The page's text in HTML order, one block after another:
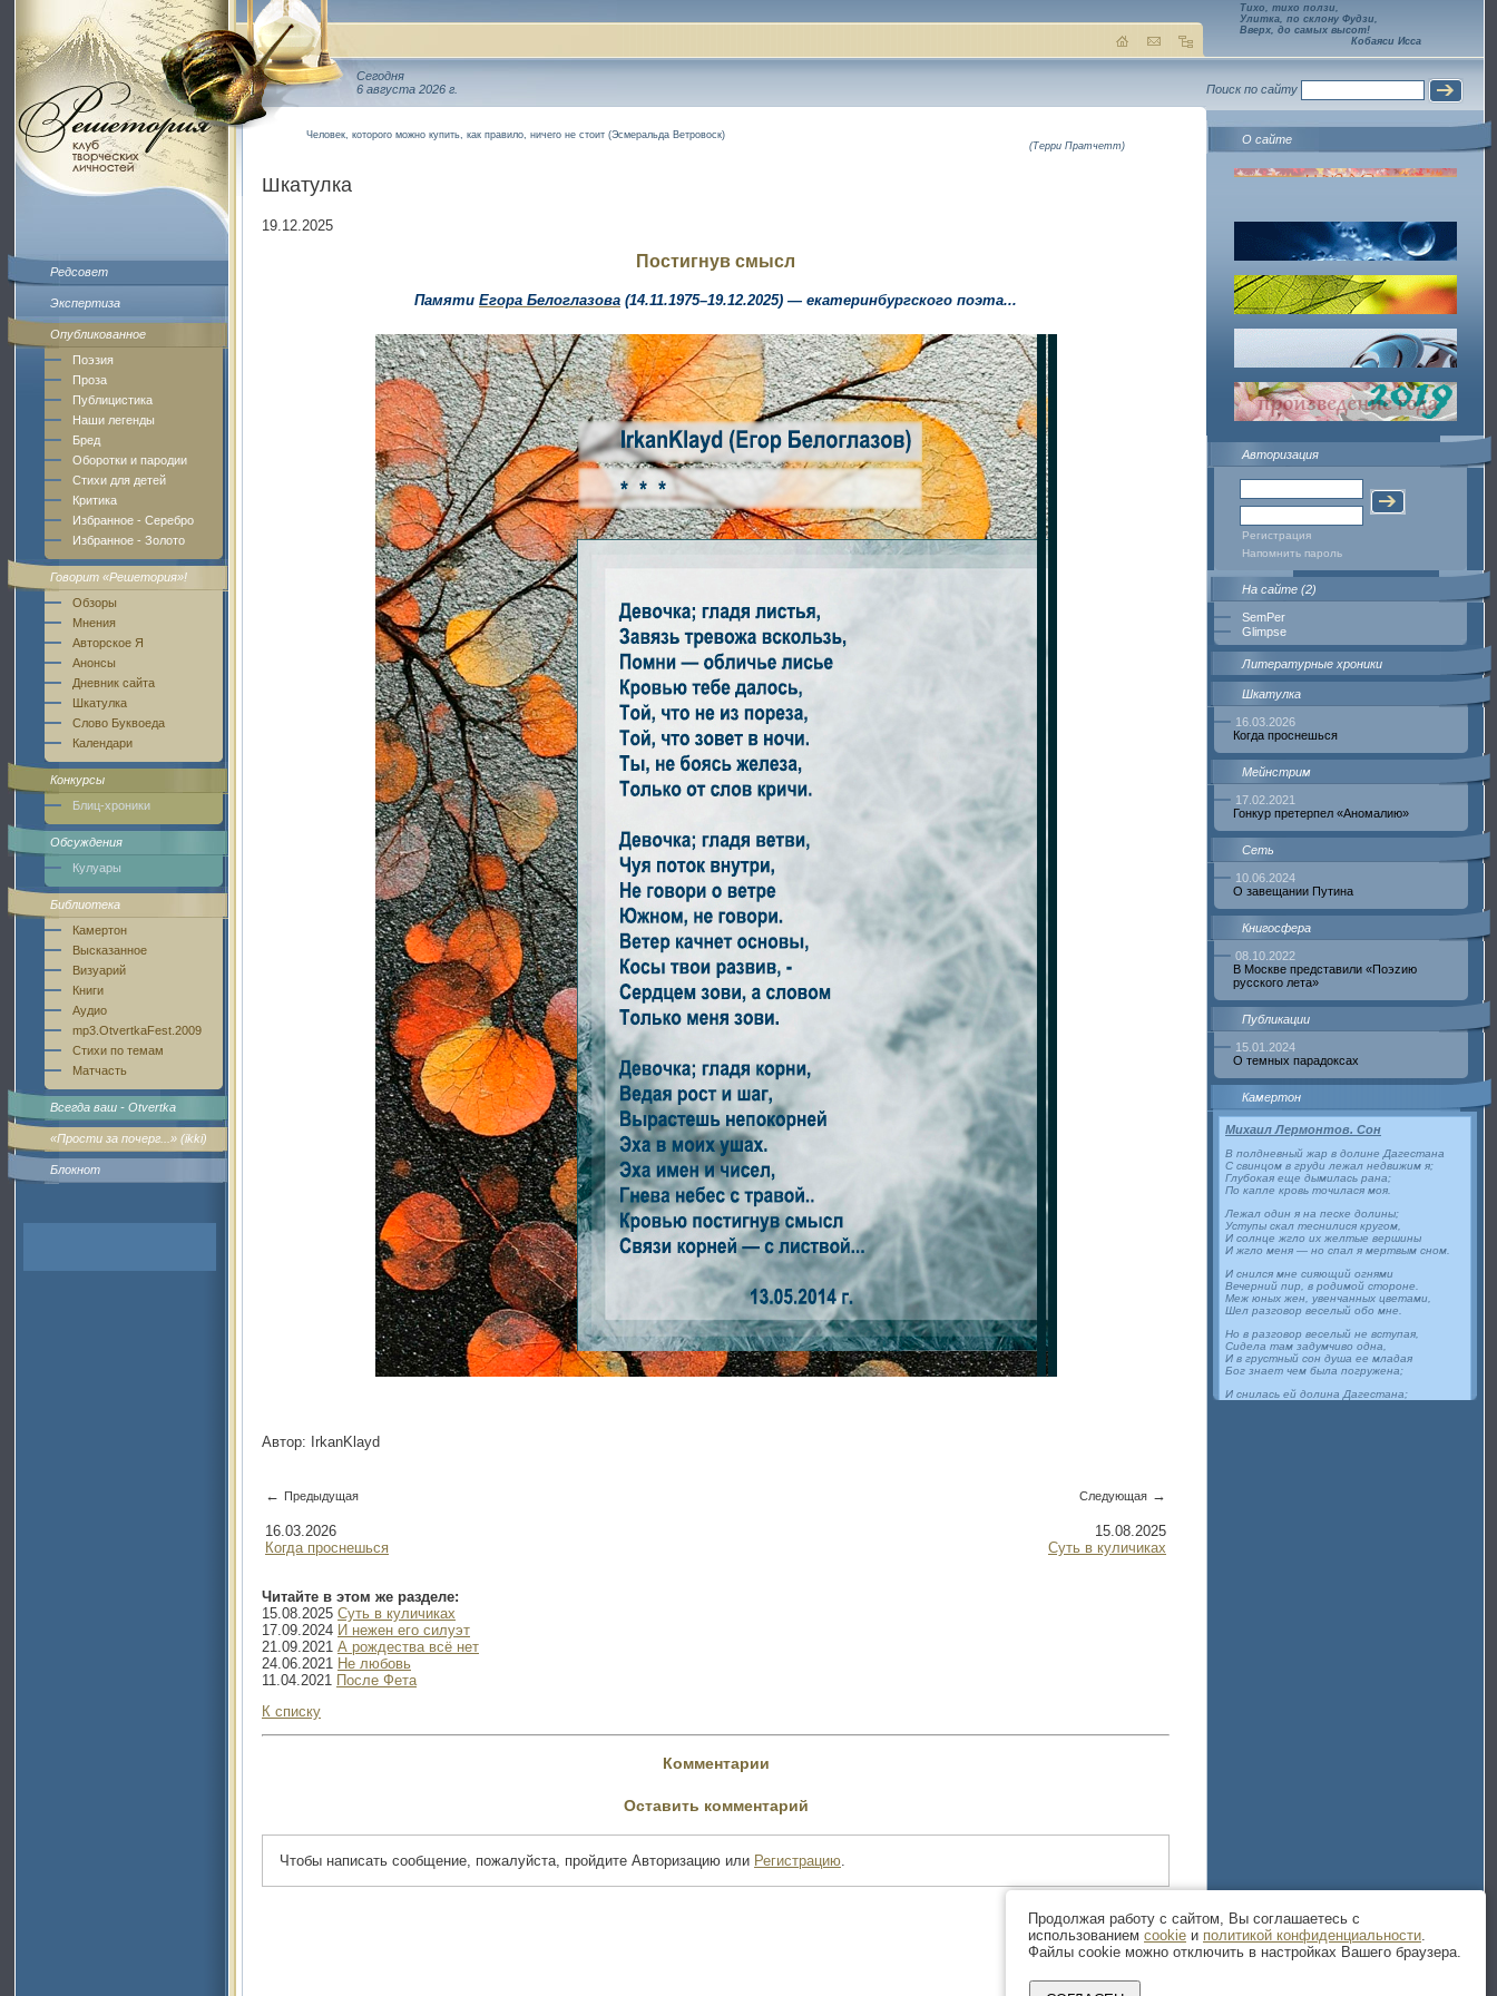
Редсовет
Экспертиза
Опубликованное
Поэзия
Проза
Публицистика
Наши легенды
Бред
Оборотки и пародии
Стихи для детей
Критика
Избранное - Серебро
Избранное - Золото
Говорит «Решетория»!
Обзоры
Мнения
Авторское Я
Анонсы
Дневник сайта
Шкатулка
Слово Буквоеда
Календари
Конкурсы
Блиц-хроники
Обсуждения
Кулуары
Библиотека
Камертон
Высказанное
Визуарий
Книги
Аудио
mp3.OtvertkaFest.2009
Стихи по темам
Матчасть
Всегда ваш - Otvertka
«Прости за почерг...» (ikki)
Блокнот
Сегодня
6 августа 2026 г.
Человек, которого можно купить, как правило, ничего не стоит (Эсмеральда Ветровоск)
(Терри Пратчетт)
Шкатулка
19.12.2025
Постигнув смысл
Памяти Егора Белоглазова (14.11.1975–19.12.2025) — екатеринбургского поэта...
Автор: IrkanKlayd
← Предыдущая Следующая →
16.03.2026
Когда проснешься
15.08.2025
Суть в куличиках
Читайте в этом же разделе:
15.08.2025 Суть в куличиках
17.09.2024 И нежен его силуэт
21.09.2021 А рождества всё нет
24.06.2021 Не любовь
11.04.2021 После Фета
К списку
Комментарии
Оставить комментарий
Чтобы написать сообщение, пожалуйста, пройдите Авторизацию или Регистрацию
Тихо, тихо ползи,
Улитка, по склону Фудзи,
Вверх, до самых высот!
Кобаяси Исса
Поиск по сайту
О сайте
Авторизация
Регистрация
Напомнить пароль
На сайте (2)
SemPer
Glimpse
Литературные хроники
Шкатулка
16.03.2026
Когда проснешься
Мейнстрим
17.02.2021
Гонкур претерпел «Аномалию»
Сеть
10.06.2024
О завещании Путина
Книгосфера
08.10.2022
В Москве представили «Поэzию
русского лета»
Публикации
15.01.2024
О темных парадоксах
Камертон
Михаил Лермонтов. Сон
В полдневный жар в долине Дагестана
С свинцом в груди лежал недвижим я;
Глубокая еще дымилась рана;
По капле кровь точилася моя.
Лежал один я на песке долины;
Уступы скал теснилися кругом,
И солнце жгло их желтые вершины
И жгло меня — но спал я мертвым сном.
И снился мне сияющий огнями
Вечерний пир, в родимой стороне.
Меж юных жен, увенчанных цветами,
Шел разговор веселый обо мне.
Но в разговор веселый не вступая,
Сидела там задумчиво одна,
И в грустный сон душа ее младая
Бог знает чем была погружена;
И снилась ей долина Дагестана;
Продолжая работу с сайтом, Вы соглашаетесь с
использованием cookie и политикой конфиденциальности.
Файлы cookie можно отключить в настройках Вашего браузера.